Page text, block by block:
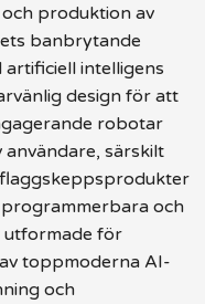
produktion av
banbrytande
intelligens
design för att
robotar
särskilt
och
utformade för
toppmoderna AI-
och